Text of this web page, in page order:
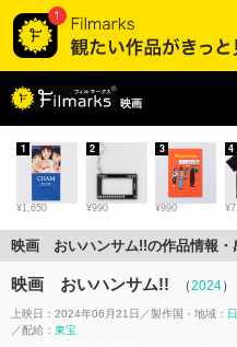
映画
¥1,650
1
¥990
2
¥990
3 4
映画 おいハンサム!!の作品情報・
映画 おいハンサム!! （2024）
上映日：2024年06月21日 製作国・地域：
配給： 東宝